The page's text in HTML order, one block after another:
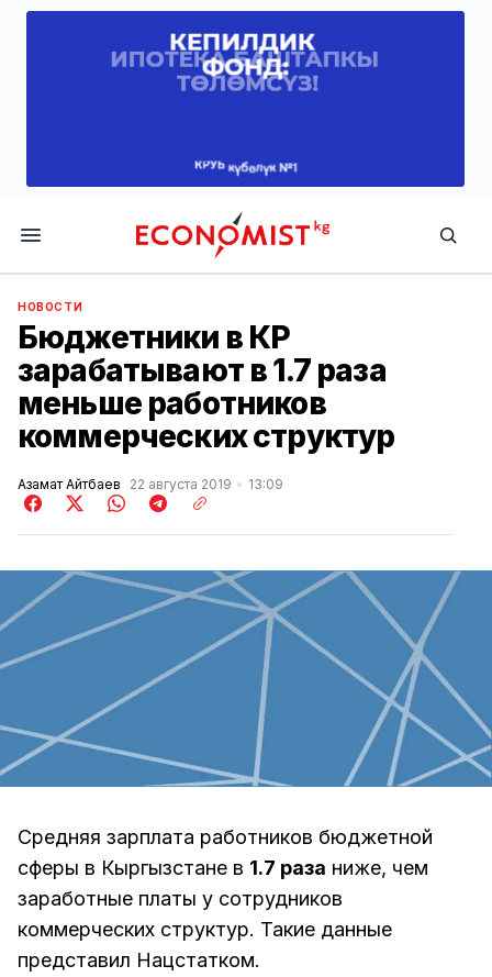
Economist.kg
НОВОСТИ
Бюджетники в КР
зарабатывают в 1.7 раза
меньше работников
коммерческих структур
Азамат Айтбаев 22 августа 2019 13:09
Средняя зарплата работников бюджетной
сферы в Кыргызстане в 1.7 раза ниже, чем
заработные платы у сотрудников
коммерческих структур. Такие данные
представил Нацстатком.